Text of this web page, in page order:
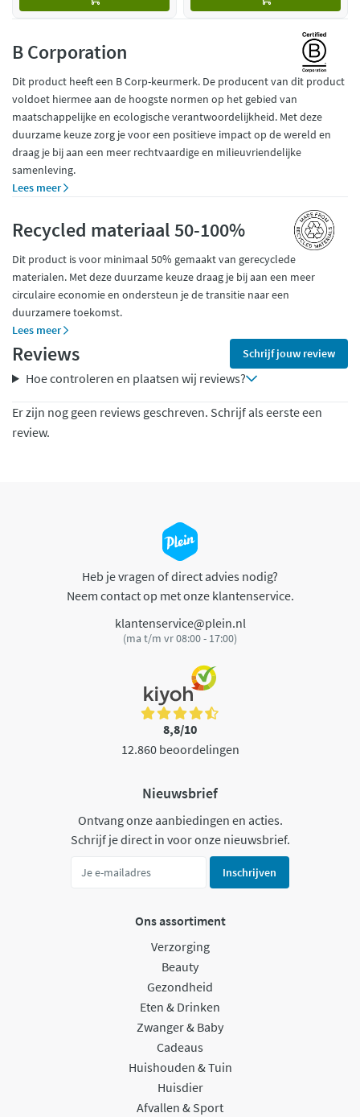
B Corporation
Dit product heeft een B Corp-keurmerk. De producent van dit product
voldoet hiermee aan de hoogste normen op het gebied van
maatschappelijke en ecologische verantwoordelijkheid. Met deze
duurzame keuze zorg je voor een positieve impact op de wereld en
draag je bij aan een meer rechtvaardige en milieuvriendelijke
samenleving.
Lees meer
Recycled materiaal 50-100%
Dit product is voor minimaal 50% gemaakt van gerecyclede
materialen. Met deze duurzame keuze draag je bij aan een meer
circulaire economie en ondersteun je de transitie naar een
duurzamere toekomst.
Lees meer
Reviews Schrijf jouw review
Hoe controleren en plaatsen wij reviews?
Er zijn nog geen reviews geschreven. Schrijf als eerste een
review.
Heb je vragen of direct advies nodig?
Neem contact op met onze klantenservice.
klantenservice@plein.nl
(ma t/m vr 08:00 - 17:00)
8,8/10
12.860 beoordelingen
Nieuwsbrief
Ontvang onze aanbiedingen en acties.
Schrijf je direct in voor onze nieuwsbrief.
Inschrijven
Ons assortiment
Verzorging
Beauty
Gezondheid
Eten & Drinken
Zwanger & Baby
Cadeaus
Huishouden & Tuin
Huisdier
Afvallen & Sport